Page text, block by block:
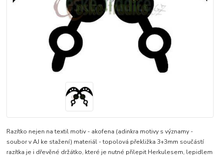
Razítko nejen na textil motiv - akofena (adinkra motivy s významy -
soubor v AJ ke stažení) materiál - topolová překližka 3+3mm součástí
razítka je i dřevěné držátko, které je nutné přilepit Herkulesem, lepidlem